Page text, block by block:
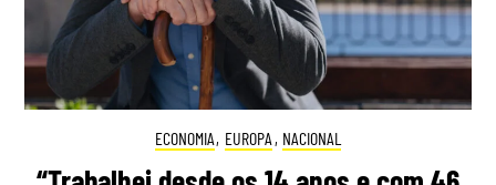
ECONOMIA, EUROPA , NACIONAL